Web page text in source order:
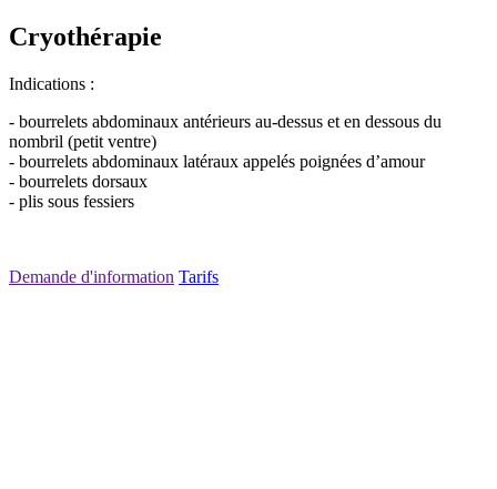
Cryothérapie
Indications :
- bourrelets abdominaux antérieurs au-dessus et en dessous du
nombril (petit ventre)
- bourrelets abdominaux latéraux appelés poignées d’amour
- bourrelets dorsaux
- plis sous fessiers
Demande d'information Tarifs